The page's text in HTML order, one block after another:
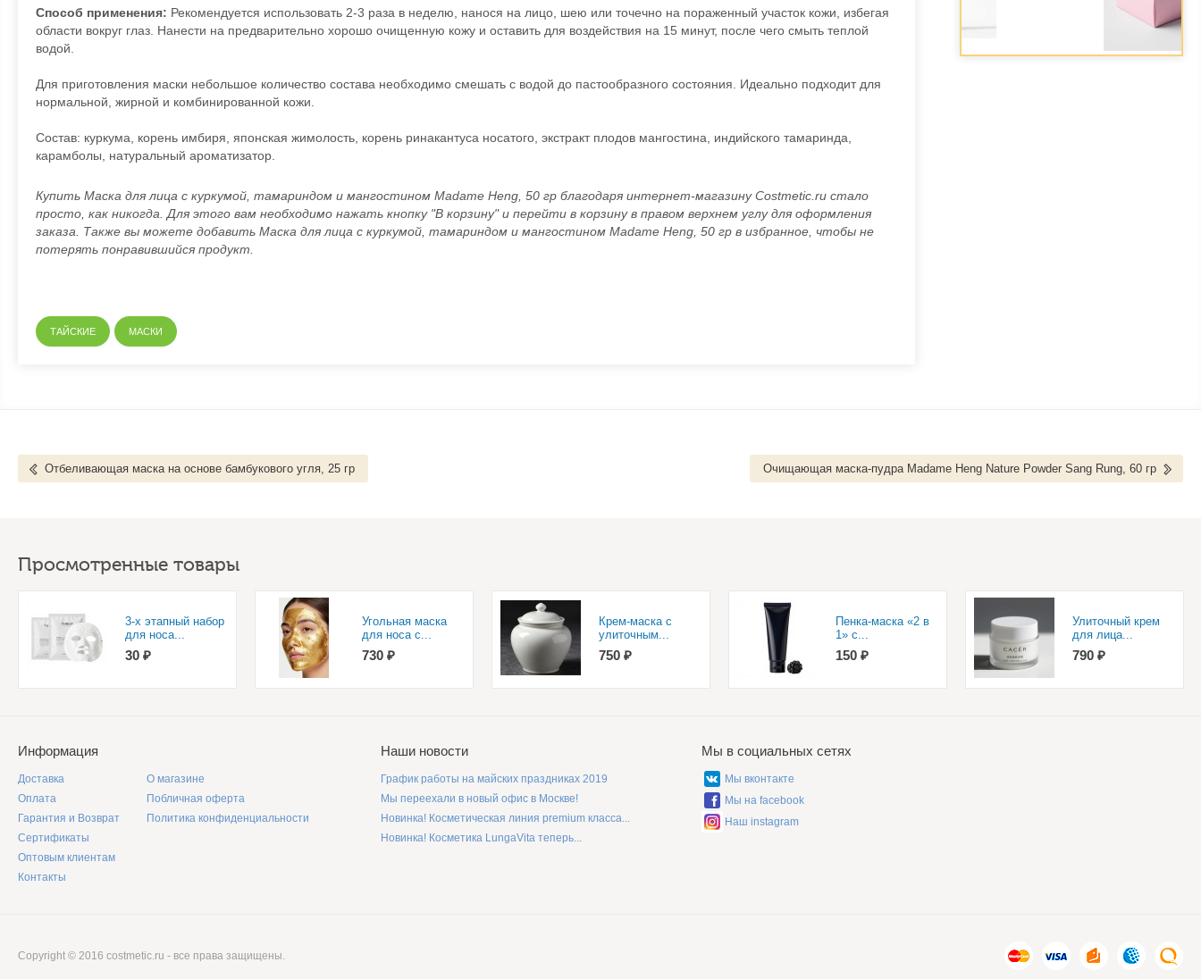
Способ применения: Рекомендуется использовать 2-3 раза в неделю, нанося на лицо, шею или точечно на пораженный участок кожи, избегая
области вокруг глаз. Нанести на предварительно хорошо очищенную кожу и оставить для воздействия на 15 минут, после чего смыть теплой
водой.
Для приготовления маски небольшое количество состава необходимо смешать с водой до пастообразного состояния. Идеально подходит для
нормальной, жирной и комбинированной кожи.
Состав: куркума, корень имбиря, японская жимолость, корень ринакантуса носатого, экстракт плодов мангостина, индийского тамаринда,
карамболы, натуральный ароматизатор.
Купить Маска для лица с куркумой, тамариндом и мангостином Madame Heng, 50 гр благодаря интернет-магазину Costmetic.ru стало
просто, как никогда. Для этого вам необходимо нажать кнопку "В корзину" и перейти в корзину в правом верхнем углу для оформления
заказа. Также вы можете добавить Маска для лица с куркумой, тамариндом и мангостином Madame Heng, 50 гр в избранное, чтобы не
потерять понравившийся продукт.
ТАЙСКИЕ МАСКИ
Отбеливающая маска на основе бамбукового угля, 25 гр Очищающая маска-пудра Madame Heng Nature Powder Sang Rung, 60 гр
Просмотренные товары
3-х этапный набор
для носа...
30 ₽
Угольная маска
для носа с...
730 ₽
Крем-маска с
улиточным...
750 ₽
Пенка-маска «2 в
1» с...
150 ₽
Улиточный крем
для лица...
790 ₽
Информация
Доставка
Оплата
Гарантия и Возврат
Сертификаты
Оптовым клиентам
Контакты
О магазине
Побличная оферта
Политика конфиденциальности
Наши новости
График работы на майских праздниках 2019
Мы переехали в новый офис в Москве!
Новинка! Косметическая линия premium класса...
Новинка! Косметика LungaVita теперь...
Мы в социальных сетях
Мы вконтакте
Мы на facebook
Наш instagram
Copyright © 2016 costmetic.ru - все права защищены.